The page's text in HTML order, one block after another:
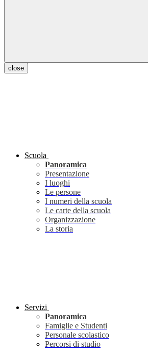
close
Scuola
Panoramica
Presentazione
I luoghi
Le persone
I numeri della scuola
Le carte della scuola
Organizzazione
La storia
Servizi
Panoramica
Famiglie e Studenti
Personale scolastico
Percorsi di studio